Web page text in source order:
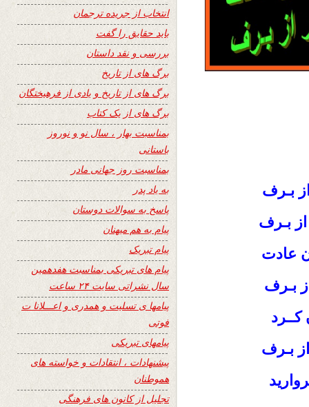
بـرف
بـرف
عادت
بـرف
بـرف
انتخاب از جریده ترجمان
باید حقایق را گفت
بررسی و نقد داستان
برگ های از تاریخ
برگ های از تاریخ و یادی از فرهیختگان
برگ های از یک کتاب
بمناسبت بهار ، سال نو و نوروز
باستانی
بمناسبت روز جهانی مادر
به یاد پدر
پاسخ به سوالات دوستان
پیام به هم میهنان
پیام تبریک
پیام های تبریکی بمناسبت هفدهمین
سال نشراتی سایت ۲۴ ساعت
پیامها ی تسلیت و همدری و اعـــلانا ت
فوتی
پیامهای تبریکی
پیشنهادات ، انتقادات و خواسته های
هموطنان
تجلیل از کانون های فرهنگی